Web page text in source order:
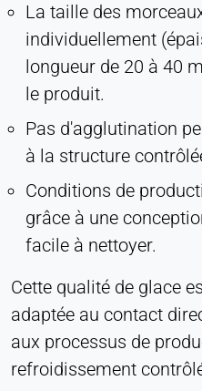
La taille des
individuellement
longueur de 20 à 40
le produit.
Pas d'agglutination
à la structure
Conditions de
grâce à une
facile à nettoyer.
Cette qualité de glace
adaptée au contact
aux processus de
refroidissement